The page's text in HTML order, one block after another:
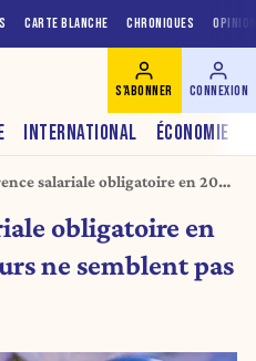
CARTE BLANCHE CHRONIQUES
INTERNATIONAL ÉCONOMIE
S'ABONNER CONNEXION
salariale obligatoire en 2026
obligatoire en
ne semblent pas